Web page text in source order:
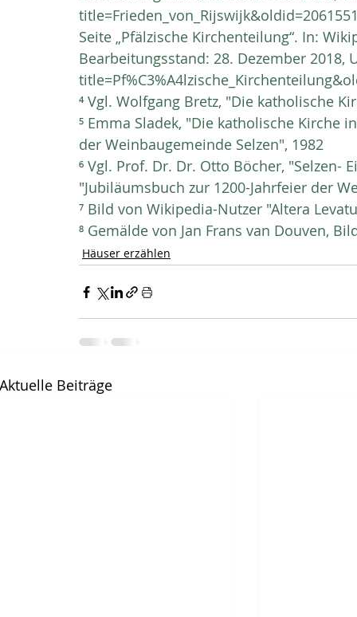
Seite „Pfälzische Kirchenteilung“. In:
Bearbeitungsstand: 28. Dezember 2018,
⁴ Vgl. Wolfgang Bretz, "Die katholische
⁵ Emma Sladek, "Die katholische Kirche
der Weinbaugemeinde Selzen", 1982
⁶ Vgl. Prof. Dr. Dr. Otto Böcher,
"Jubiläumsbuch zur 1200-Jahrfeier der
⁷ Bild von Wikipedia-Nutzer "Altera
⁸ Gemälde von Jan Frans van Douven,
Häuser erzählen
Aktuelle Beiträge